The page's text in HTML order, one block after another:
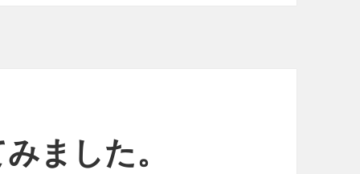
ました。